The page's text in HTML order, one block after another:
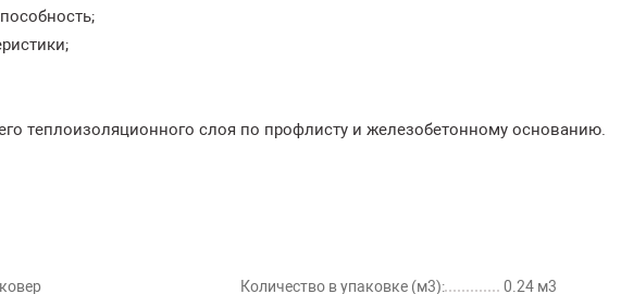
теплоизоляционного слоя по профлисту и железобетонному основанию.
Количество в упаковке (м3):
0.24 м3